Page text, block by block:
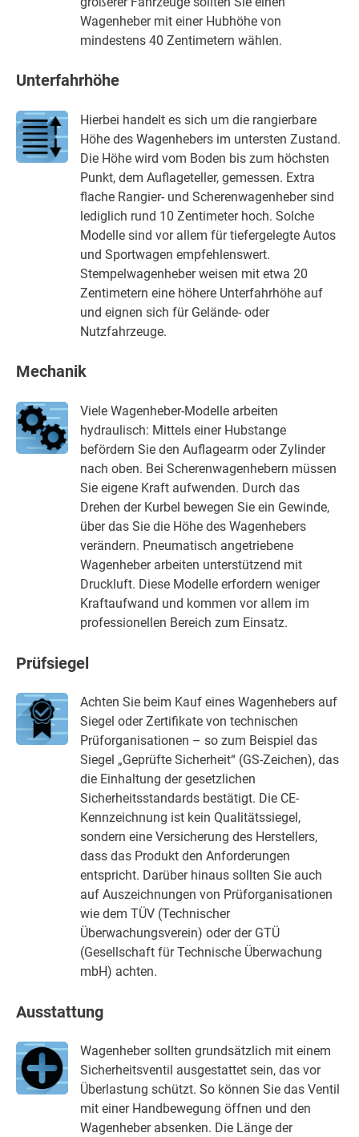
Wagenheber mit einer Hubhöhe von
mindestens 40 Zentimetern wählen.
Unterfahrhöhe
Hierbei handelt es sich um die rangierbare
Höhe des Wagenhebers im untersten Zustand.
Die Höhe wird vom Boden bis zum höchsten
Punkt, dem Auflageteller, gemessen. Extra
flache Rangier- und Scherenwagenheber sind
lediglich rund 10 Zentimeter hoch. Solche
Modelle sind vor allem für tiefergelegte Autos
und Sportwagen empfehlenswert.
Stempelwagenheber weisen mit etwa 20
Zentimetern eine höhere Unterfahrhöhe auf
und eignen sich für Gelände- oder
Nutzfahrzeuge.
Mechanik
Viele Wagenheber-Modelle arbeiten
hydraulisch: Mittels einer Hubstange
befördern Sie den Auflagearm oder Zylinder
nach oben. Bei Scherenwagenhebern müssen
Sie eigene Kraft aufwenden. Durch das
Drehen der Kurbel bewegen Sie ein Gewinde,
über das Sie die Höhe des Wagenhebers
verändern. Pneumatisch angetriebene
Wagenheber arbeiten unterstützend mit
Druckluft. Diese Modelle erfordern weniger
Kraftaufwand und kommen vor allem im
professionellen Bereich zum Einsatz.
Prüfsiegel
Achten Sie beim Kauf eines Wagenhebers auf
Siegel oder Zertifikate von technischen
Prüforganisationen – so zum Beispiel das
Siegel „Geprüfte Sicherheit“ (GS-Zeichen), das
die Einhaltung der gesetzlichen
Sicherheitsstandards bestätigt. Die CE-
Kennzeichnung ist kein Qualitätssiegel,
sondern eine Versicherung des Herstellers,
dass das Produkt den Anforderungen
entspricht. Darüber hinaus sollten Sie auch
auf Auszeichnungen von Prüforganisationen
wie dem TÜV (Technischer
Überwachungsverein) oder der GTÜ
(Gesellschaft für Technische Überwachung
mbH) achten.
Ausstattung
Wagenheber sollten grundsätzlich mit einem
Sicherheitsventil ausgestattet sein, das vor
Überlastung schützt. So können Sie das Ventil
mit einer Handbewegung öffnen und den
Wagenheber absenken. Die Länge der